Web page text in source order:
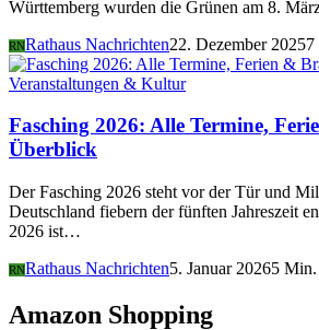
Württemberg wurden die Grünen am 8.
RNRathaus Nachrichten22. Dezember 20257
Veranstaltungen & Kultur
Fasching 2026: Alle Termine,
Überblick
Der Fasching 2026 steht vor der Tür und
Deutschland fiebern der fünften Jahreszeit
2026 ist…
RNRathaus Nachrichten5. Januar 20265 Min.
Amazon Shopping